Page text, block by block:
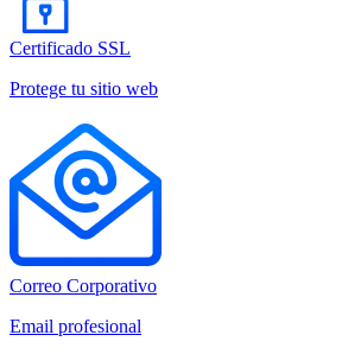
Certificado SSL
Protege tu sitio web
Correo Corporativo
Email profesional